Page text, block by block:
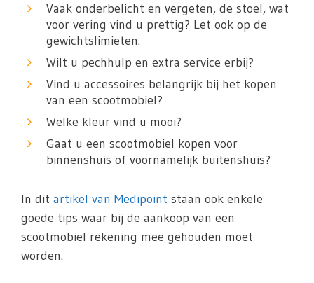
Vaak onderbelicht en vergeten, de stoel, wat
voor vering vind u prettig? Let ook op de
gewichtslimieten.
Wilt u pechhulp en extra service erbij?
Vind u accessoires belangrijk bij het kopen
van een scootmobiel?
Welke kleur vind u mooi?
Gaat u een scootmobiel kopen voor
binnenshuis of voornamelijk buitenshuis?
In dit artikel van Medipoint staan ook enkele
goede tips waar bij de aankoop van een
scootmobiel rekening mee gehouden moet
worden.